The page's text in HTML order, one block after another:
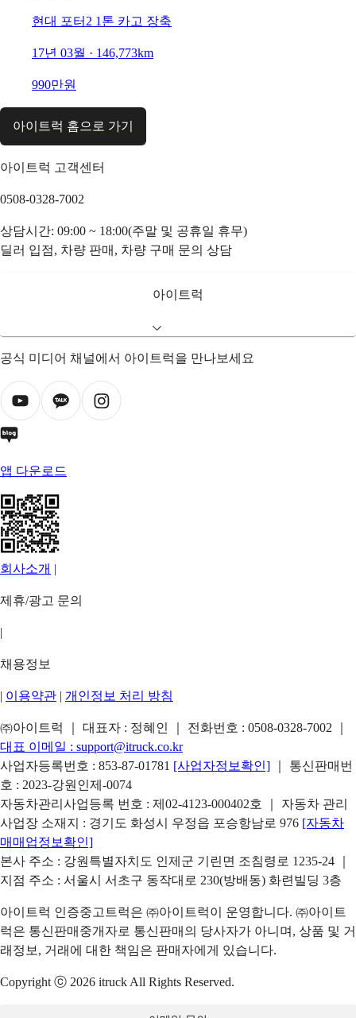
현대 포터2 1톤 카고 장축
17년 03월 · 146,773km
990만원
아이트럭 홈으로 가기
아이트럭 고객센터
0508-0328-7002
상담시간: 09:00 ~ 18:00(주말 및 공휴일 휴무)
딜러 입점, 차량 판매, 차량 구매 문의 상담
아이트럭
공식 미디어 채널에서 아이트럭을 만나보세요
앱 다운로드
회사소개 |
제휴/광고 문의
|
채용정보
| 이용약관 | 개인정보 처리 방침
㈜아이트럭 ｜ 대표자 : 정혜인 ｜ 전화번호 : 0508-0328-7002
대표 이메일 : support@itruck.co.kr
사업자등록번호 : 853-87-01781 [사업자정보확인]
｜ 통신판매번
호 : 2023-강원인제-0074
자동차관리사업등록 번호 : 제02-4123-000402호 ｜ 자동차 관리
사업장 소재지 : 경기도 화성시 우정읍 포승항남로 976 [자동차
매매업정보확인]
본사 주소 : 강원특별자치도 인제군 기린면 조침령로 1235-24 ｜
지점 주소 : 서울시 서초구 동작대로 230(방배동) 화련빌딩 3층
아이트럭 인증중고트럭은 ㈜아이트럭이 운영합니다. ㈜아이트
럭은 통신판매중개자로 통신판매의 당사자가 아니며, 상품 및 거
래정보, 거래에 대한 책임은 판매자에게 있습니다.
Copyright ⓒ 2026 itruck All Rights Reserved.